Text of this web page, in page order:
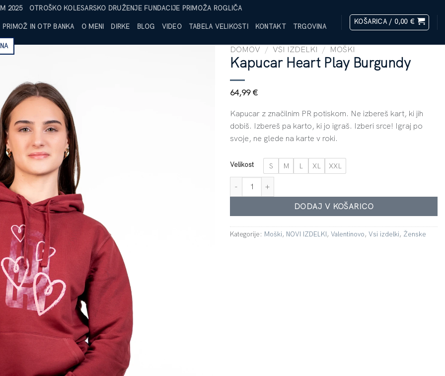
2025 OTROŠKO KOLESARSKO DRUŽENJE FUNDACIJE PRIMOŽA ROGLIČA
PRIMOŽ IN OTP BANKA O MENI DIRKE BLOG VIDEO TABELA VELIKOSTI KONTAKT TRGOVINA
KOŠARICA / 0,00 €
DOMOV / VSI IZDELKI / MOŠKI
Kapucar Heart Play Burgundy
64,99€
Kapucar z značilnim PR potiskom. Ne izbereš kart, ki jih
dobiš. Izbereš pa karto, ki jo igraš. Izberi srce! Igraj po
svoje, ne glede na karte v roki.
Velikost S M L XL
XXL
DODAJ V KOŠARICO
Kategorije: Moški, NOVI IZDELKI, Valentinovo, Vsi izdelki, Ženske